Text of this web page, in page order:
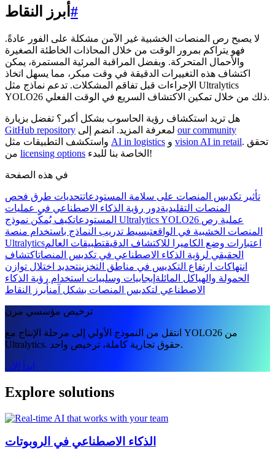
أبرز النقاط #
لا يصبح رص المنصات الخشبية غير الآمن مشكلة على الفور عادةً.
فهو يتراكم بمرور الوقت من خلال المحاذات الخاطئة الصغيرة
والأحمال المتحركة. وبفضل المراقبة المرئية المستمرة، يمكن
اكتشاف هذه التغييرات الدقيقة في وقت مبكر، مما يسهل اتخاذ
الإجراءات قبل تفاقم المشكلات. تدعم نماذج مثل Ultralytics
YOLO26 ذلك من خلال تمكين الاكتشاف السريع في الوقت الفعلي.
هل تريد استكشاف رؤية الحاسوب بشكل أكبر؟ تفضل بزيارة
GitHub repository
our community
AI in logistics vision AI in retail. تحقق
licensing options الخاصة بنا للبدء!
في هذه الصفحة
تأثير تكديس المنصات على سلامة المستودعاتتحديات طرق فحص
المنصات التقليديةدور رؤية الذكاء الاصطناعي في عمليات
المستودعاتكيف يُمكّن نموذج Ultralytics YOLO26 عملية رص
المنصات الخشبية في الواقعتبسيط تدريب النماذج باستخدام منصة
Ultralytics
اعتبارات وضع الكاميرا للاكتشاف الدقيقتطبيقات العالم
الحقيقي لرؤية الذكاء الاصطناعي في تكديس المنصاتاكتشاف
انتهاكات ارتفاع التكديس في مناطق التخزينتحديد اختلال توازن
الحمولة والهياكل المائلة إيجابيات وسلبيات استخدام رؤية الذكاء
الاصطناعي لتكديس المنصات بشكل آمنأبرز النقاط
ترخيص مؤسسي مرن
انتقل من النموذج الأولي إلى مرحلة الإنتاج مع YOLO26 من
Ultralytics. حقوق تجارية كاملة، ترخيص واحد.
ابدأ الآن
Explore solutions
الذكاء الاصطناعي في الروبوتات